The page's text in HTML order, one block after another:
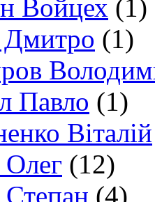
Войцех (1)
Дмитро (1)
Павло (1)
Віталій
Олег (12)
(4)